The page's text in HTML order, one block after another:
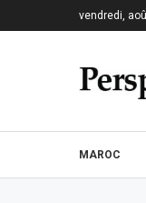
vendredi,
MAROC